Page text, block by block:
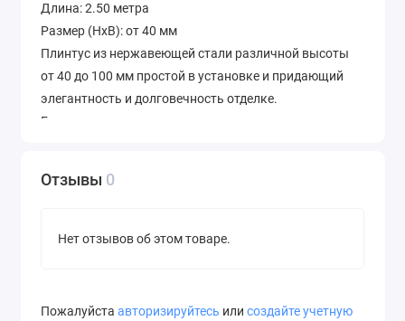
Длина: 2.50 метра
Размер (HxB): от 40 мм
Плинтус из нержавеющей стали различной высоты
от 40 до 100 мм простой в установке и придающий
элегантность и долговечность отделке.
Горизонтальные края плинтуса дают плотную
необходимую деформационную подвижку пола.
Отзывы 0
Нет отзывов об этом товаре.
Пожалуйста авторизируйтесь или создайте учетную